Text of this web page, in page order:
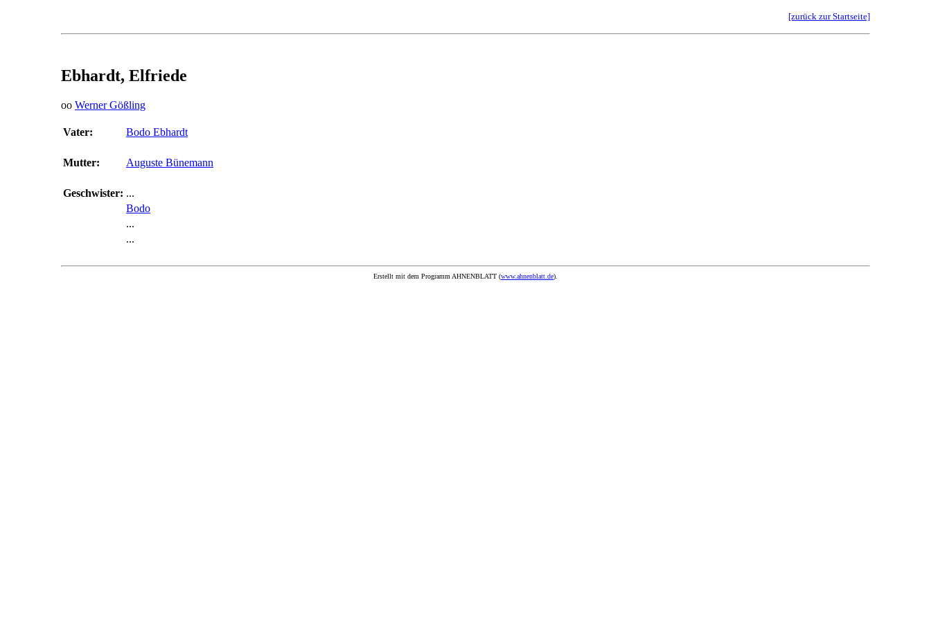
[zurück zur Startseite]
Ebhardt, Elfriede
oo Werner Gößling
Vater: Bodo Ebhardt
Mutter: Auguste Bünemann
Geschwister: ...
Bodo
...
...
Erstellt mit dem Programm AHNENBLATT (www.ahnenblatt.de).